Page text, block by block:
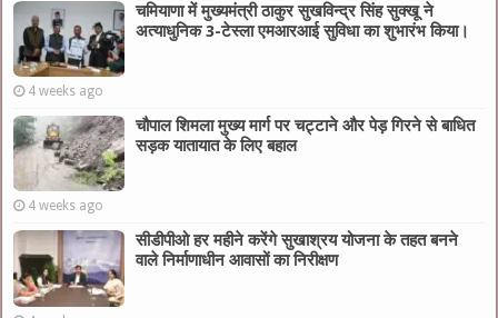
चमियाणा में मुख्यमंत्री ठाकुर सुखविन्द्र सिंह सुक्खू ने
अत्याधुनिक 3-टेस्ला एमआरआई सुविधा का शुभारंभ किया।
4 weeks ago
चौपाल शिमला मुख्य मार्ग पर चट्टाने और पेड़ गिरने से बाधित
सड़क यातायात के लिए बहाल
4 weeks ago
सीडीपीओ हर महीने करेंगे सुखाश्रय योजना के तहत बनने
वाले निर्माणाधीन आवासों का निरीक्षण